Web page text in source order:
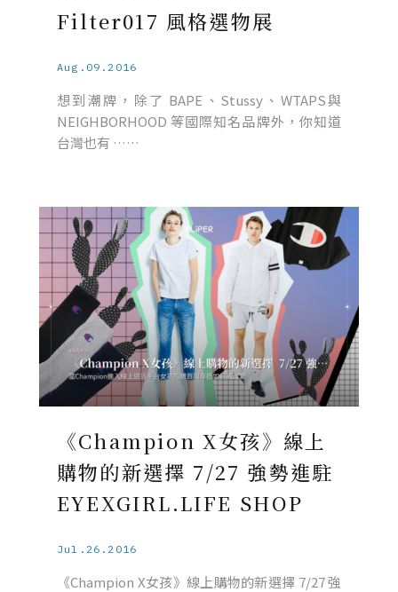
Filter017 風格選物展
Aug.09.2016
想到潮牌，除了 BAPE、Stussy、WTAPS與
NEIGHBORHOOD 等國際知名品牌外，你知道
台灣也有 ……
《Champion X女孩》線上
購物的新選擇 7/27 強勢進駐
EYEXGIRL.LIFE SHOP
Jul.26.2016
《Champion X女孩》線上購物的新選擇 7/27 強